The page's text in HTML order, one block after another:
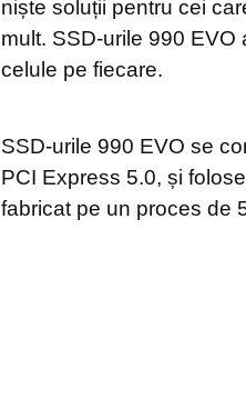
niște soluții pentru cei
mult. SSD-urile 990
celule pe fiecare.
SSD-urile 990 EVO se
PCI Express 5.0, și
fabricat pe un proces de